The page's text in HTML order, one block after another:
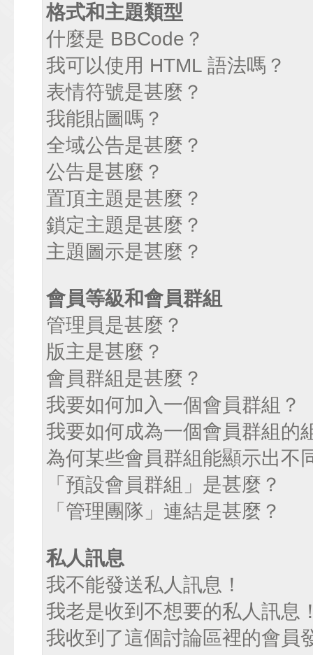
格式和主題類型
什麼是 BBCode？
我可以使用 HTML 語法嗎？
表情符號是甚麼？
我能貼圖嗎？
全域公告是甚麼？
公告是甚麼？
置頂主題是甚麼？
鎖定主題是甚麼？
主題圖示是甚麼？
會員等級和會員群組
管理員是甚麼？
版主是甚麼？
會員群組是甚麼？
我要如何加入一個會員群組？
我要如何成為一個會員群組的
為何某些會員群組能顯示出不
「預設會員群組」是甚麼？
「管理團隊」連結是甚麼？
私人訊息
我不能發送私人訊息！
我老是收到不想要的私人訊息
我收到了這個討論區裡的會員